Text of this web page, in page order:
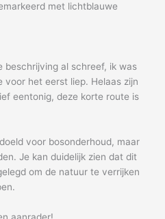
met lichtblauwe
beschrijving al schreef, ik was
het eerst liep. Helaas zijn
eentonig, deze korte route is
voor bosonderhoud, maar
Je kan duidelijk zien dat dit
om de natuur te verrijken